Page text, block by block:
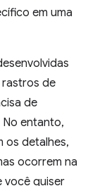
em uma
rastros de
de
entanto,
os detalhes,
ocorrem na
você quiser